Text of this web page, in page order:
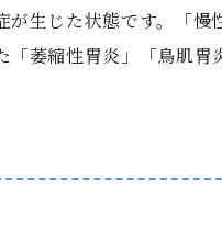
生じた状態です。「
萎縮性胃炎」「鳥肌胃